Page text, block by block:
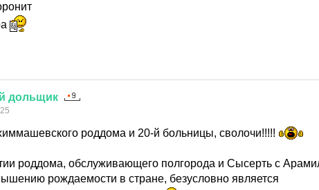
дольщик
роддома и 20-й больницы, сволочи!!!!!
роддома, обслуживающего полгорода и Сысерть с
рождаемости в стране, безусловно является